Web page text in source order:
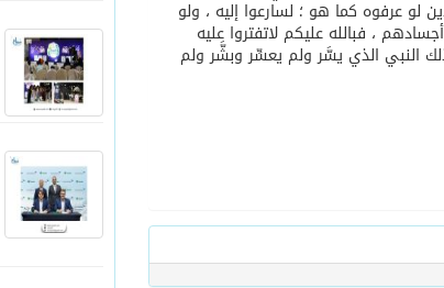
لو عرفوه كما هو ؛ لسارعوا إليه ، ولو
، فبالله عليكم لاتفتروا عليه
النبي الذي يسَّر ولم يعسِّر وبشَّر ولم